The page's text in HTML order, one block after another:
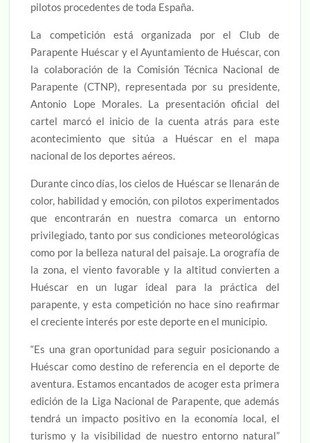
pilotos procedentes de toda España.
La competición está organizada por el Club de
Parapente Huéscar y el Ayuntamiento de Huéscar, con
la colaboración de la Comisión Técnica Nacional de
Parapente (CTNP), representada por su presidente,
Antonio Lope Morales. La presentación oficial del
cartel marcó el inicio de la cuenta atrás para este
acontecimiento que sitúa a Huéscar en el mapa
nacional de los deportes aéreos.
Durante cinco días, los cielos de Huéscar se llenarán de
color, habilidad y emoción, con pilotos experimentados
que encontrarán en nuestra comarca un entorno
privilegiado, tanto por sus condiciones meteorológicas
como por la belleza natural del paisaje. La orografía de
la zona, el viento favorable y la altitud convierten a
Huéscar en un lugar ideal para la práctica del
parapente, y esta competición no hace sino reafirmar
el creciente interés por este deporte en el municipio.
“Es una gran oportunidad para seguir posicionando a
Huéscar como destino de referencia en el deporte de
aventura. Estamos encantados de acoger esta primera
edición de la Liga Nacional de Parapente, que además
tendrá un impacto positivo en la economía local, el
turismo y la visibilidad de nuestro entorno natural”